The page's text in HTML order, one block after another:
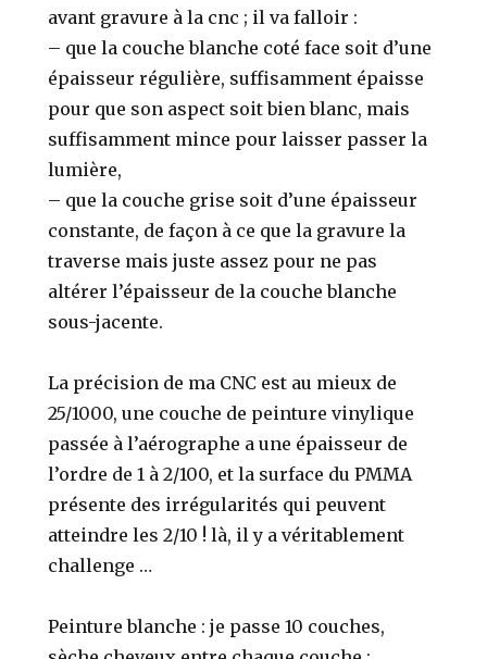
avant gravure à la cnc ; il va falloir :
– que la couche blanche coté face soit d’une
épaisseur régulière, suffisamment épaisse
pour que son aspect soit bien blanc, mais
suffisamment mince pour laisser passer la
lumière,
– que la couche grise soit d’une épaisseur
constante, de façon à ce que la gravure la
traverse mais juste assez pour ne pas
altérer l’épaisseur de la couche blanche
sous-jacente.
La précision de ma CNC est au mieux de
25/1000, une couche de peinture vinylique
passée à l’aérographe a une épaisseur de
l’ordre de 1 à 2/100, et la surface du PMMA
présente des irrégularités qui peuvent
atteindre les 2/10 ! là, il y a véritablement
challenge …
Peinture blanche : je passe 10 couches,